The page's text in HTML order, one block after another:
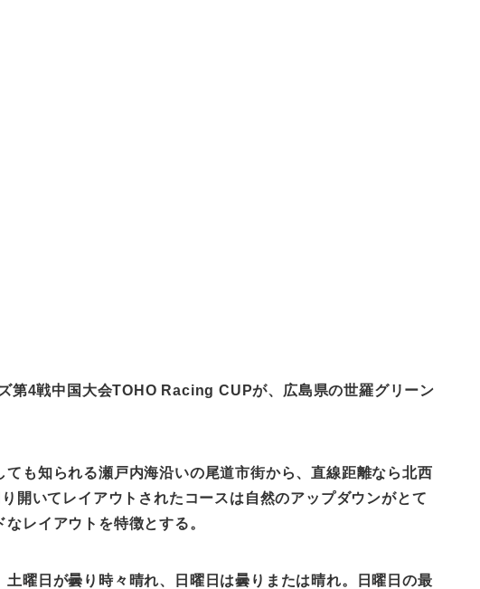
第4戦中国大会TOHO Racing CUPが、広島県の世羅グリーン
も知られる瀬戸内海沿いの尾道市街から、直線距離なら北西
開いてレイアウトされたコースは自然のアップダウンがとて
レイアウトを特徴とする。
曜日が曇り時々晴れ、日曜日は曇りまたは晴れ。日曜日の最